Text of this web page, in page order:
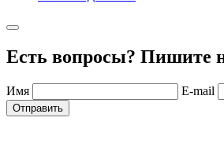
Есть вопросы? Пишите
Имя E-mail